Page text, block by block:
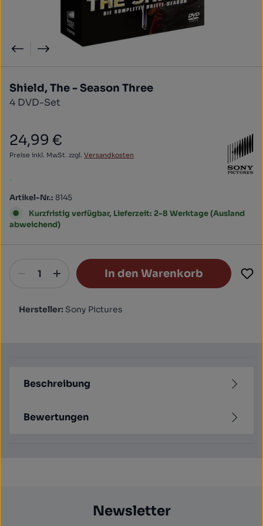
Shield, The - Season Three
4 DVD-Set
Regulärer Preis:
24,99 €
Preise inkl. MwSt. zzgl. Versandkosten
.
Artikel-Nr.: 8145
Kurzfristig verfügbar, Lieferzeit: 2-8 Werktage (Ausland
abweichend)
In den Warenkorb
Hersteller: Sony Pictures
Beschreibung
Bewertungen
Newsletter